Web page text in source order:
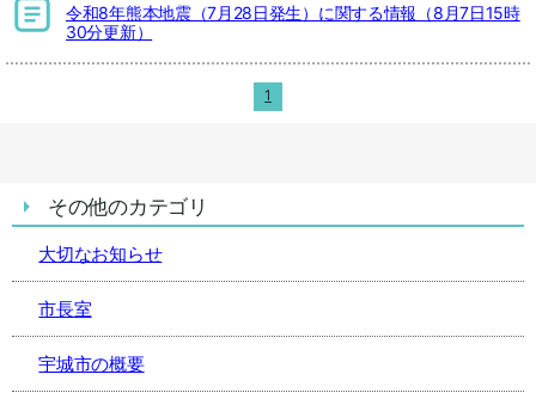
令和8年熊本地震（7月28日発生）に関する情報（8月7日15時
30分更新）
1
その他のカテゴリ
大切なお知らせ
市長室
宇城市の概要